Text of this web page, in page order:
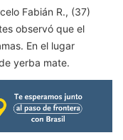
Fabián R., (37)
observó que el
En el lugar
yerba mate.